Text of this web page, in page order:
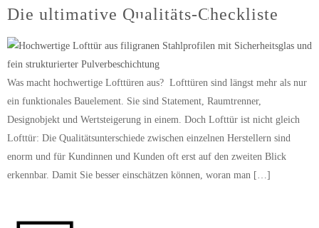
ANFRAGEN
Die ultimative Qualitäts-Checkliste
Was macht hochwertige Lofttüren aus? Lofttüren sind längst mehr als nur
ein funktionales Bauelement. Sie sind Statement, Raumtrenner,
Designobjekt und Wertsteigerung in einem. Doch Lofttür ist nicht gleich
Lofttür: Die Qualitätsunterschiede zwischen einzelnen Herstellern sind
enorm und für Kundinnen und Kunden oft erst auf den zweiten Blick
erkennbar. Damit Sie besser einschätzen können, woran man […]